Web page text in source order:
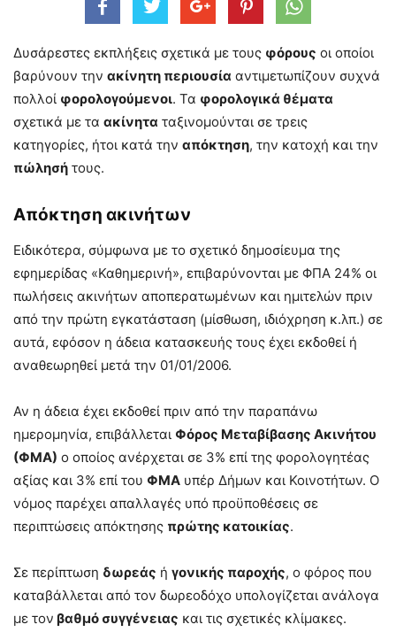
Δυσάρεστες εκπλήξεις σχετικά με τους φόρους οι οποίοι
βαρύνουν την ακίνητη περιουσία αντιμετωπίζουν συχνά
πολλοί φορολογούμενοι. Τα φορολογικά θέματα
σχετικά με τα ακίνητα ταξινομούνται σε τρεις
κατηγορίες, ήτοι κατά την απόκτηση, την κατοχή και την
πώλησή τους.
Απόκτηση ακινήτων
Ειδικότερα, σύμφωνα με το σχετικό δημοσίευμα της
εφημερίδας «Καθημερινή», επιβαρύνονται με ΦΠΑ 24% οι
πωλήσεις ακινήτων αποπερατωμένων και ημιτελών πριν
από την πρώτη εγκατάσταση (μίσθωση, ιδιόχρηση κ.λπ.) σε
αυτά, εφόσον η άδεια κατασκευής τους έχει εκδοθεί ή
αναθεωρηθεί μετά την 01/01/2006.
Αν η άδεια έχει εκδοθεί πριν από την παραπάνω
ημερομηνία, επιβάλλεται Φόρος Μεταβίβασης Ακινήτου
(ΦΜΑ) ο οποίος ανέρχεται σε 3% επί της φορολογητέας
αξίας και 3% επί του ΦΜΑ υπέρ Δήμων και Κοινοτήτων. Ο
νόμος παρέχει απαλλαγές υπό προϋποθέσεις σε
περιπτώσεις απόκτησης πρώτης κατοικίας.
Σε περίπτωση δωρεάς ή γονικής παροχής, ο φόρος που
καταβάλλεται από τον δωρεοδόχο υπολογίζεται ανάλογα
με τον βαθμό συγγένειας και τις σχετικές κλίμακες.